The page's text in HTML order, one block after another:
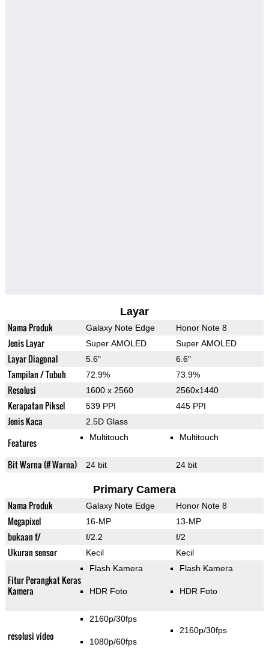
Layar
Nama Produk Galaxy Note Edge Honor Note 8
Jenis Layar Super AMOLED Super AMOLED
Layar Diagonal 5.6" 6.6"
Tampilan / Tubuh 72.9% 73.9%
Resolusi 1600 x 2560 2560x1440
Kerapatan Piksel 539 PPI 445 PPI
Jenis Kaca 2.5D Glass
Features Multitouch Multitouch
Bit Warna (# Warna) 24 bit 24 bit
Primary Camera
Nama Produk Galaxy Note Edge Honor Note 8
Megapixel 16-MP 13-MP
bukaan f/ f/2.2 f/2
Ukuran sensor Kecil Kecil
Fitur Perangkat Keras
Kamera
Flash Kamera
HDR Foto
Flash Kamera
HDR Foto
resolusi video
2160p/30fps
1080p/60fps
2160p/30fps